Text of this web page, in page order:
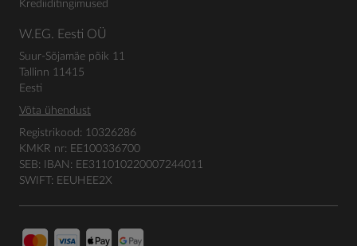
Krediiditingimused
W.EG. Eesti OÜ
Suur-Sõjamäe põik 11
Tallinn 11415
Eesti
Võta ühendust
Registrikood: 10326286
KMKR nr: EE100336700
SEB: IBAN: EE311010220007244011
SWIFT: EEUHEE2X